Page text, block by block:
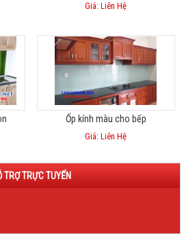
Giá: Liên Hệ
Ốp kính màu cho bếp
Giá: Liên Hệ
TRỢ TRỰC TUYẾN